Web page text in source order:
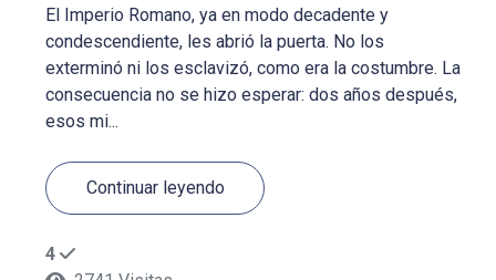
El Imperio Romano, ya en modo decadente y
condescendiente, les abrió la puerta. No los
exterminó ni los esclavizó, como era la costumbre. La
consecuencia no se hizo esperar: dos años después,
esos mi...
Continuar leyendo
4